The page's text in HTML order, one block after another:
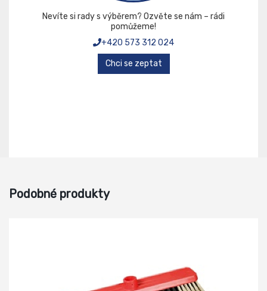
Nevíte si rady s výběrem? Ozvěte se nám – rádi
pomůžeme!
+420 573 312 024
Chci se zeptat
Podobné produkty